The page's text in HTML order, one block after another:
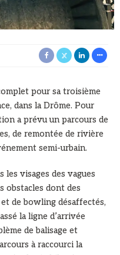
pour sa troisième
dans la Drôme. Pour
a prévu un parcours de
de remontée de rivière
semi-urbain.
visages des vagues
obstacles dont des
de bowling désaffectés,
la ligne d’arrivée
de balisage et
à raccourci la